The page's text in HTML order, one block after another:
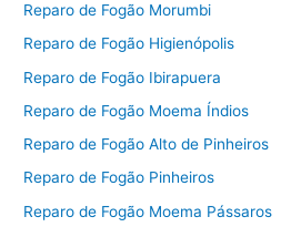
Reparo de Fogão Morumbi
Reparo de Fogão Higienópolis
Reparo de Fogão Ibirapuera
Reparo de Fogão Moema Índios
Reparo de Fogão Alto de Pinheiros
Reparo de Fogão Pinheiros
Reparo de Fogão Moema Pássaros